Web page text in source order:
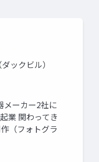
ックビル）
ーカー2社に
業 関わってき
（フォトグラ